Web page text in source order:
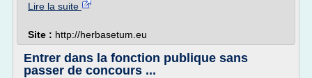
Lire la suite
Site : http://herbasetum.eu
Entrer dans la fonction publique sans
passer de concours ...